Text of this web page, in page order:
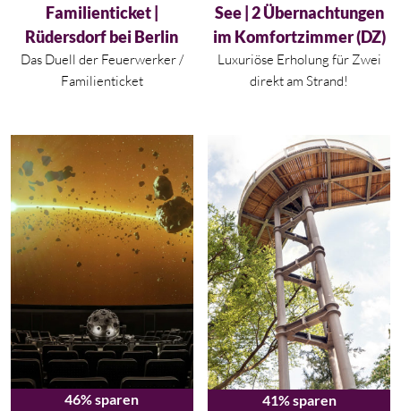
Familienticket |
Rüdersdorf bei Berlin
Das Duell der Feuerwerker /
Familienticket
See | 2 Übernachtungen
im Komfortzimmer (DZ)
Luxuriöse Erholung für Zwei
direkt am Strand!
46% sparen
41% sparen